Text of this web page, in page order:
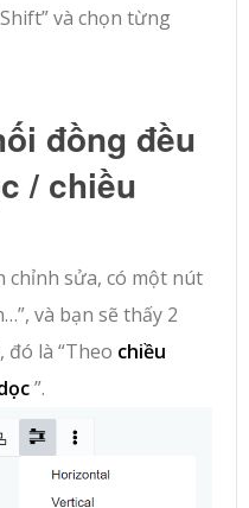
và chọn từng
đồng đều
/ chiều
chỉnh sửa, có một nút
và bạn sẽ thấy 2
đó là “Theo chiều
”.